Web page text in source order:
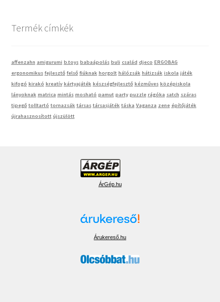
Termék címkék
affenzahn amigurumi b.toys babaápolás buli család djeco ERGOBAG
ergonomikus fejlesztő felső fiúknak horgolt hálózsák hátizsák iskola játék
kifogó kirakó kreatív kártyajáték készségfejlesztő kézműves középiskola
lányoknak matrica mintás mosható pamut party puzzle rágóka satch száras
tipegő tolltartó tornazsák társas társasjáték táska Vaganza zene építőjáték
újrahasznosított újszülött
ÁrGép.hu
Árukereső.hu